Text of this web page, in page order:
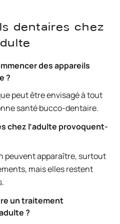
dentaires chez
des appareils
?
peut être envisagé à tout
santé bucco-dentaire.
chez l’adulte provoquent-
peuvent apparaître, surtout
mais elles restent
un traitement
?